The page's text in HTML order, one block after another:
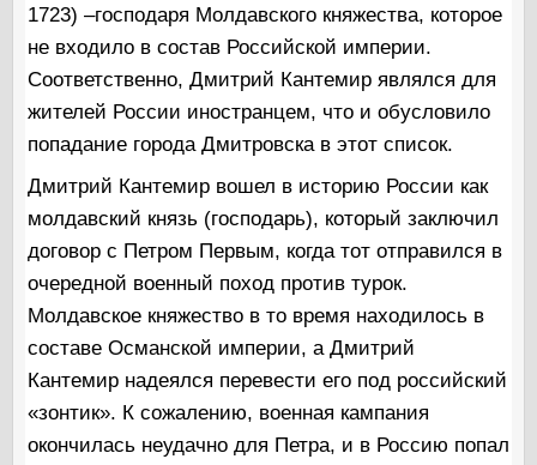
1723) –господаря Молдавского княжества, которое
не входило в состав Российской империи.
Соответственно, Дмитрий Кантемир являлся для
жителей России иностранцем, что и обусловило
попадание города Дмитровска в этот список.
Дмитрий Кантемир вошел в историю России как
молдавский князь (господарь), который заключил
договор с Петром Первым, когда тот отправился в
очередной военный поход против турок.
Молдавское княжество в то время находилось в
составе Османской империи, а Дмитрий
Кантемир надеялся перевести его под российский
«зонтик». К сожалению, военная кампания
окончилась неудачно для Петра, и в Россию попал